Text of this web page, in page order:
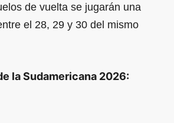
de vuelta se jugarán una
el 28, 29 y 30 del mismo
la Sudamericana 2026: